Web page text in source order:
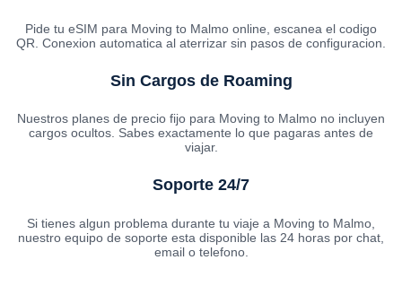
Pide tu eSIM para Moving to Malmo online, escanea el codigo
QR. Conexion automatica al aterrizar sin pasos de configuracion.
Sin Cargos de Roaming
Nuestros planes de precio fijo para Moving to Malmo no incluyen
cargos ocultos. Sabes exactamente lo que pagaras antes de
viajar.
Soporte 24/7
Si tienes algun problema durante tu viaje a Moving to Malmo,
nuestro equipo de soporte esta disponible las 24 horas por chat,
email o telefono.